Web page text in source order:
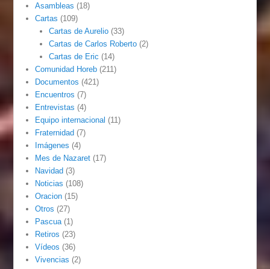
Asambleas (18)
Cartas (109)
Cartas de Aurelio(33)
Cartas de Carlos Roberto(2)
Cartas de Eric (14)
Comunidad Horeb (211)
Documentos (421)
Encuentros (7)
Entrevistas (4)
Equipo internacional (11)
Fraternidad (7)
Imágenes (4)
Mes de Nazaret (17)
Navidad (3)
Noticias (108)
Oracion (15)
Otros (27)
Pascua (1)
Retiros (23)
Vídeos (36)
Vivencias (2)